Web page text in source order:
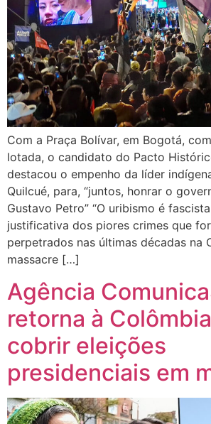
Com a Praça Bolívar, em Bogotá,
lotada, o candidato do Pacto
destacou o empenho da líder
Quilcué, para, “juntos, honrar o
Gustavo Petro” “O uribismo é
justificativa dos piores crimes que
perpetrados nas últimas décadas na
massacre […]
Agência
retorna à
cobrir eleições
presidenciais em